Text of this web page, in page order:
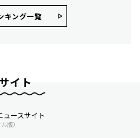
キング⼀覧
イト
ュースサイト
版）